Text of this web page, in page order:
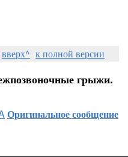
вверх^ к полной версии
грыжи.
Оригинальное сообщение